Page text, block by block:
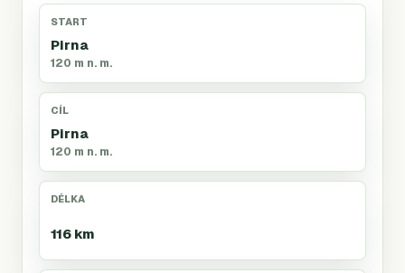
START
Pirna
120 m n. m.
CÍL
Pirna
120 m n. m.
DÉLKA
116 km